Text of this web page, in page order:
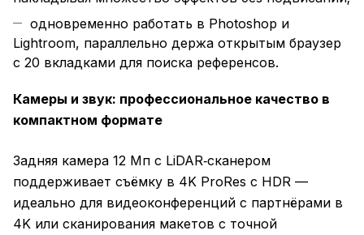
одновременно работать в Photoshop и
Lightroom, параллельно держа открытым браузер
с 20 вкладками для поиска референсов.
Камеры и звук: профессиональное качество в
компактном формате
Задняя камера 12 Мп с LiDAR‑сканером
поддерживает съёмку в 4K ProRes с HDR —
идеально для видеоконференций с партнёрами в
4K или сканирования макетов с точной